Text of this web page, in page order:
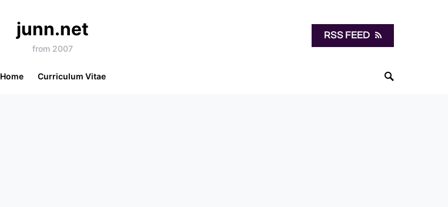
junn.net
from 2007
RSS FEED
Home Curriculum Vitae